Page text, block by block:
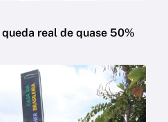
real de quase 50%